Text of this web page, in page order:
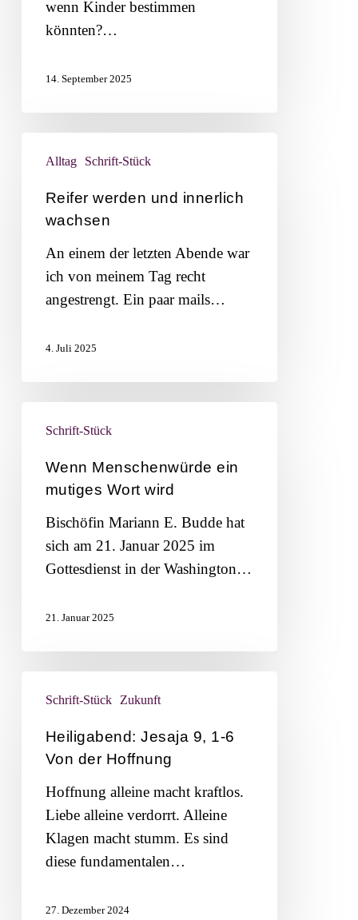
wenn Kinder bestimmen
könnten?…
14. September 2025
werden
und
innerlich
Alltag Schrift-Stück
Reifer werden und innerlich
wachsen
An einem der letzten Abende war
ich von meinem Tag recht
angestrengt. Ein paar mails…
4. Juli 2025
Menschenwürde
mutiges
wird
Schrift-Stück
Wenn Menschenwürde ein
mutiges Wort wird
Bischöfin Mariann E. Budde hat
sich am 21. Januar 2025 im
Gottesdienst in der Washington…
21. Januar 2025
Jesaja
Von
Hoffnung
Schrift-Stück Zukunft
Heiligabend: Jesaja 9, 1-6
Von der Hoffnung
Hoffnung alleine macht kraftlos.
Liebe alleine verdorrt. Alleine
Klagen macht stumm. Es sind
diese fundamentalen…
27. Dezember 2024